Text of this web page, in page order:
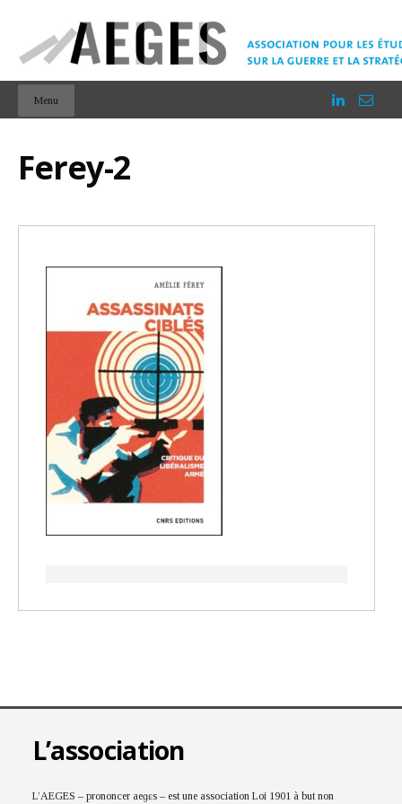
Menu
Ferey-2
L’association
L’AEGES – prononcer aeɡɛs – est une association Loi 1901 à but non